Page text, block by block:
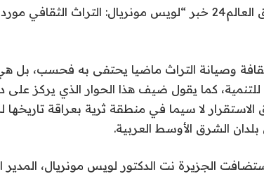
نقدم لكم في اشراق العالم24 خبر “لويس مونريال: التراث
وصيانة التراث ماضيا يحتفى به فحسب، بل
كما يقول ضيف هذا الحوار الذي يركز على
لا سيما في منطقة ثرية بعراقة تاريخها
الشرق الأوسط العربية.
الجزيرة نت الدكتور لويس مونريال، المدير